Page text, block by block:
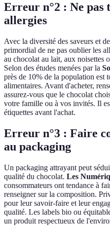
Erreur n°2 : Ne pas
allergies
Avec la diversité des saveurs et
primordial de ne pas oublier les
au chocolat au lait, aux noisettes
Selon des études menées par la
près de 10% de la population est
alimentaires. Avant d'acheter,
assurez-vous que le chocolat
votre famille ou à vos invités. Il
étiquettes avant l'achat.
Erreur n°3 : Faire
au packaging
Un packaging attrayant peut
qualité du chocolat. Les
consommateurs ont tendance à
renseigner sur la composition.
pour leur savoir-faire et leur
qualité. Les labels bio ou
un produit respectueux de